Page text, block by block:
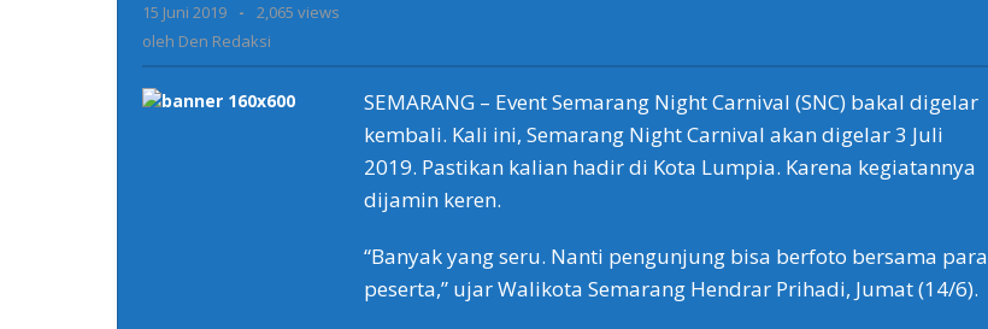
15 Juni 2019
oleh
Den
-
2,065 views
oleh Den Redaksi
SEMARANG – Event Semarang Night Carnival (SNC) bakal digelar
kembali. Kali ini, Semarang Night Carnival akan digelar 3 Juli
2019. Pastikan kalian hadir di Kota Lumpia. Karena kegiatannya
dijamin keren.
“Banyak yang seru. Nanti pengunjung bisa berfoto bersama para
peserta,” ujar Walikota Semarang Hendrar Prihadi, Jumat (14/6).